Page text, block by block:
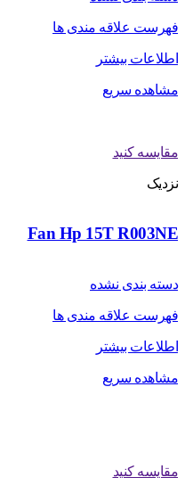
فهرست علاقه مندی ها
اطلاعات بیشتر
مشاهده سریع
مقایسه کنید
نزدیک
Fan Hp 15T R003NE
دسته بندی نشده
فهرست علاقه مندی ها
اطلاعات بیشتر
مشاهده سریع
مقایسه کنید